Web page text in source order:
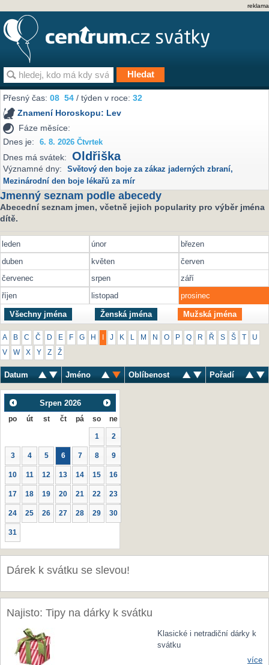
reklama
Přesný čas:08 54 / týden v roce:32
Znamení Horoskopu: Lev
Fáze měsíce:
Dnes je:
6. 8. 2026 Čtvrtek
Dnes má svátek: Oldřiška
Významné dny: Světový den boje za zákaz jaderných zbraní,
Mezinárodní den boje lékařů za mír
Jmenný seznam podle abecedy
Abecední seznam jmen, včetně jejich popularity pro výběr jména
dítě.
leden únor
březen
duben
květen
červen
červenec
srpen
září
říjen
listopad prosinec
Všechny jména Ženská jména Mužská jména
A B C Č D E F G H J K M N O P Q R Ř S Š U
V W X Y Z Ž
Datum Jméno Oblíbenost Pořadí
Srpen 2026
po út st čt pá so ne
1 2
3 4 5 6 7 8 9
10 11 12 13 14 15 16
17 18 19 20 21 22 23
24 25 26 27 28 29 30
31
Dárek k svátku se slevou!
Najisto: Tipy na dárky k svátku
Klasické i netradiční dárky k
svátku
více